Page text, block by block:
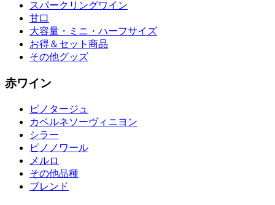
スパークリングワイン
甘口
大容量・ミニ・ハーフサイズ
お得＆セット商品
その他グッズ
赤ワイン
ピノタージュ
カベルネソーヴィニヨン
シラー
ピノノワール
メルロ
その他品種
ブレンド